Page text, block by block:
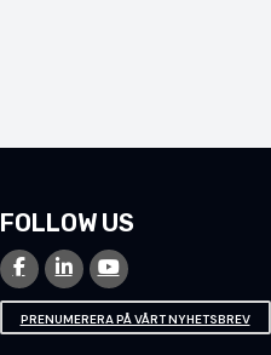
FOLLOW US
PRENUMERERA PÅ VÅRT NYHETSBREV